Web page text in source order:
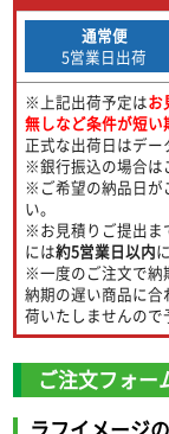
通常便
5営業日出荷
※上記出荷予定はお
無しなど条件が短
正式な出荷日はデー
※銀行振込の場合は
※ご希望の納品日が
い。
※お見積りご提出ま
には約5営業日以内
※一度のご注文で納
納期の遅い商品に
荷いたしませんので
ご注文フォー